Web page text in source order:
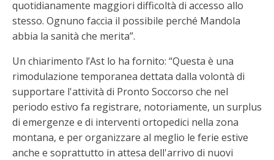
quotidianamente maggiori difficoltà di accesso allo
stesso. Ognuno faccia il possibile perché Mandola
abbia la sanità che merita”.
Un chiarimento l’Ast lo ha fornito: “Questa è una
rimodulazione temporanea dettata dalla volontà di
supportare l'attività di Pronto Soccorso che nel
periodo estivo fa registrare, notoriamente, un surplus
di emergenze e di interventi ortopedici nella zona
montana, e per organizzare al meglio le ferie estive
anche e soprattutto in attesa dell'arrivo di nuovi